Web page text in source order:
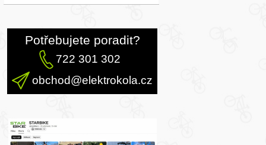
Potřebujete poradit?
722 301 302
obchod@elektrokola.cz